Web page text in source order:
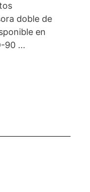
doble de
en
90 ...